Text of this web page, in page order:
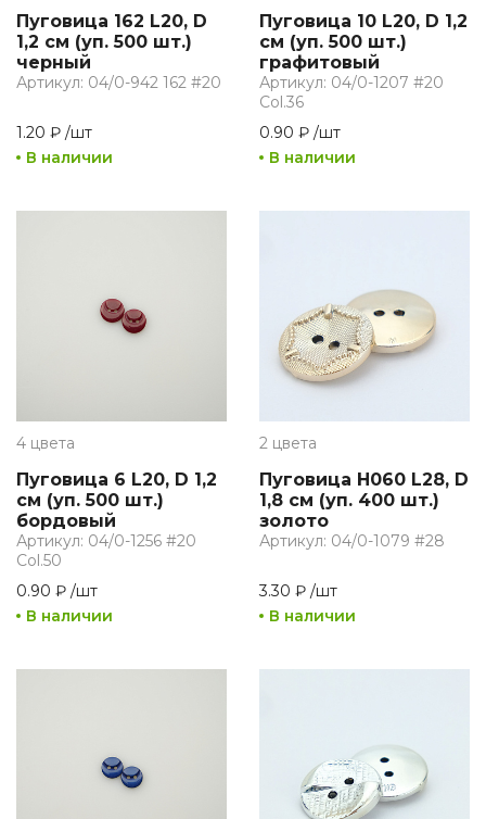
Пуговица 162 L20, D
1,2 см (уп. 500 шт.)
черный
Артикул: 04/0-942 162 #20
1.20 ₽ /шт
В наличии
Пуговица 10 L20, D 1,2
см (уп. 500 шт.)
графитовый
Артикул: 04/0-1207 #20
Col.36
0.90 ₽ /шт
В наличии
4 цвета
Пуговица 6 L20, D 1,2
см (уп. 500 шт.)
бордовый
Артикул: 04/0-1256 #20
Col.50
0.90 ₽ /шт
В наличии
2 цвета
Пуговица H060 L28, D
1,8 см (уп. 400 шт.)
золото
Артикул: 04/0-1079 #28
3.30 ₽ /шт
В наличии